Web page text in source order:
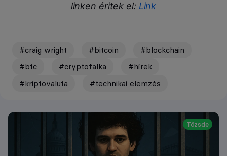
linken éritek el: Link
#craig wright #bitcoin
#blockchain
#btc
#cryptofalka
#hírek
#kriptovaluta
#technikai elemzés
Tőzsde